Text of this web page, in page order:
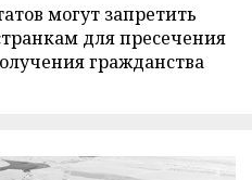
могут запретить
для пресечения
гражданства